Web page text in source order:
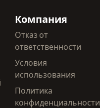
Компания
Отказ от
ответственности
Условия
использования
Политика
конфиденциальности